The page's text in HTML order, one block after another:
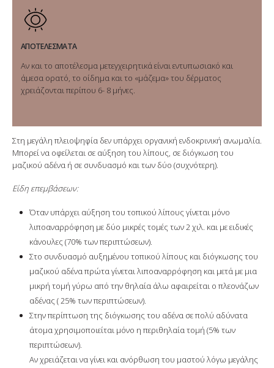
ΑΠΟΤΕΛΕΣΜΑΤΑ
Αν και το αποτέλεσμα μετεγχειρητικά είναι εντυπωσιακό και
άμεσα ορατό, το οίδημα και το «μάζεμα» του δέρματος
χρειάζονται περίπου 6- 8 μήνες.
Στη μεγάλη πλειοψηφία δεν υπάρχει οργανική ενδοκρινική ανωμαλία.
Μπορεί να οφείλεται σε αύξηση του λίπους, σε διόγκωση του
μαζικού αδένα ή σε συνδυασμό και των δύο (συχνότερη).
Είδη επεμβάσεων:
Όταν υπάρχει αύξηση του τοπικού λίπους γίνεται μόνο
λιποαναρρόφηση με δύο μικρές τομές των 2 χιλ. και με ειδικές
κάνουλες (70% των περιπτώσεων).
Στο συνδυασμό αυξημένου τοπικού λίπους και διόγκωσης του
μαζικού αδένα πρώτα γίνεται λιποαναρρόφηση και μετά με μια
μικρή τομή γύρω από την θηλαία άλω αφαιρείται ο πλεονάζων
αδένας ( 25% των περιπτώσεων).
Στην περίπτωση της διόγκωσης του αδένα σε πολύ αδύνατα
άτομα χρησιμοποιείται μόνο η περιθηλαία τομή (5% των
περιπτώσεων).
Αν χρειάζεται να γίνει και ανόρθωση του μαστού λόγω μεγάλης